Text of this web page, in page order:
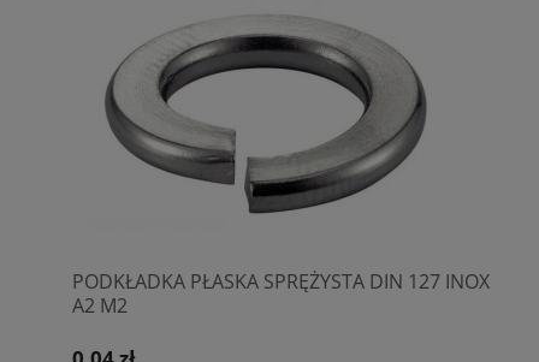
PODKŁADKA PŁASKA SPRĘŻYSTA DIN 127 INOX
A2 M2